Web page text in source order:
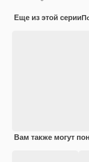
Еще из этой серии
Вам также могут